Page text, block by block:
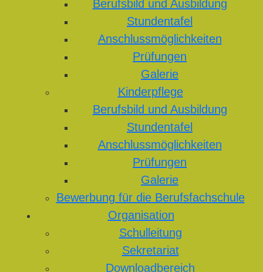
Berufsbild und Ausbildung
Stundentafel
Anschlussmöglichkeiten
Prüfungen
Galerie
Kinderpflege
Berufsbild und Ausbildung
Stundentafel
Anschlussmöglichkeiten
Prüfungen
Galerie
Bewerbung für die Berufsfachschule
Organisation
Schulleitung
Sekretariat
Downloadbereich